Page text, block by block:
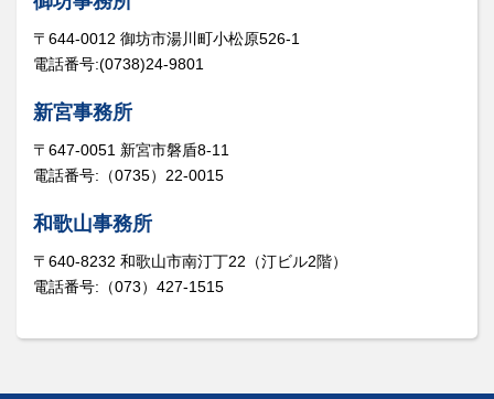
〒644-0012 御坊市湯川町小松原526-1
電話番号:(0738)24-9801
新宮事務所
〒647-0051 新宮市磐盾8-11
電話番号:（0735）22-0015
和歌山事務所
〒640-8232 和歌山市南汀丁22（汀ビル2階）
電話番号:（073）427-1515